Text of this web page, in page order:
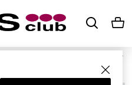
Женская одежда